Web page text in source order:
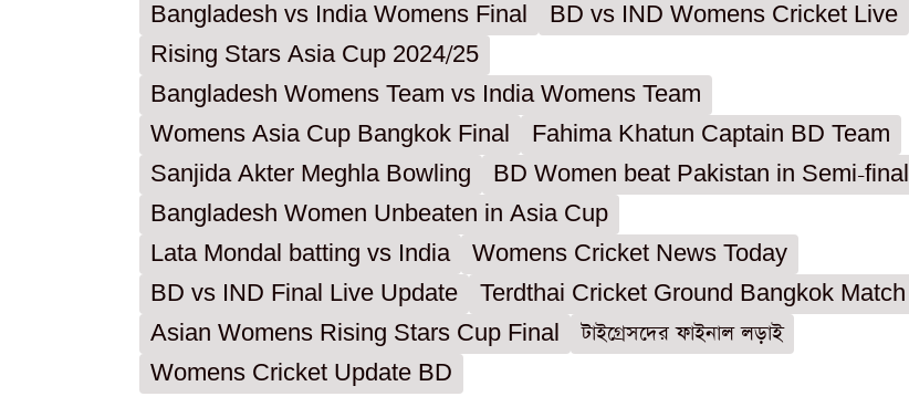
Bangladesh vs India Womens Final
BD vs IND Womens Cricket Live
Rising Stars Asia Cup 2024/25
Bangladesh Womens Team vs India Womens Team
Womens Asia Cup Bangkok Final
Fahima Khatun Captain BD Team
Sanjida Akter Meghla Bowling
BD Women beat Pakistan in Semi-final
Bangladesh Women Unbeaten in Asia Cup
Lata Mondal batting vs India
Womens Cricket News Today
BD vs IND Final Live Update
Terdthai Cricket Ground Bangkok Match
Asian Womens Rising Stars Cup Final
টাইগ্রেসদের ফাইনাল লড়াই
Womens Cricket Update BD